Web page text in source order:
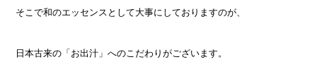
そこで和のエッセンスとして大事にしておりますのが、
日本古来の「お出汁」へのこだわりがございます。